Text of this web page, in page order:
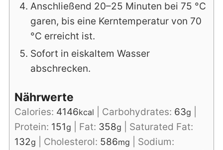
Anschließend 20–25 Minuten bei 75 °C
garen, bis eine Kerntemperatur von 70
°C erreicht ist.
Sofort in eiskaltem Wasser
abschrecken.
Nährwerte
Calories: 4146kcal Carbohydrates: 63g
Protein: 151g Fat: 358g
Saturated Fat:
132g Cholesterol: 586mg
Sodium: